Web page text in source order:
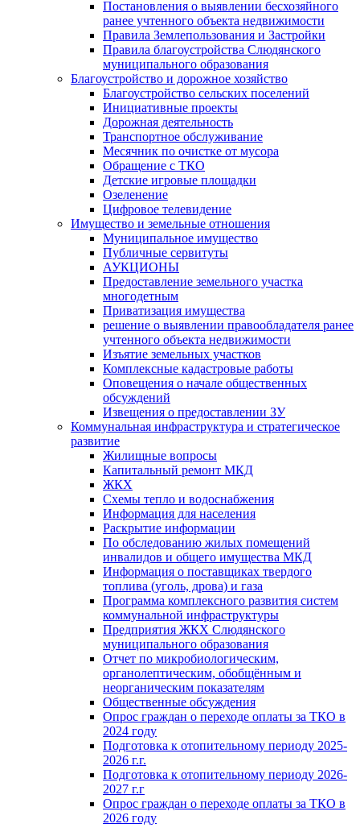
Постановления о выявлении бесхозяйного
ранее учтенного объекта недвижимости
Правила Землепользования и Застройки
Правила благоустройства Слюдянского
муниципального образования
Благоустройство и дорожное хозяйство
Благоустройство сельских поселений
Инициативные проекты
Дорожная деятельность
Транспортное обслуживание
Месячник по очистке от мусора
Обращение с ТКО
Детские игровые площадки
Озеленение
Цифровое телевидение
Имущество и земельные отношения
Муниципальное имущество
Публичные сервитуты
АУКЦИОНЫ
Предоставление земельного участка
многодетным
Приватизация имущества
решение о выявлении правообладателя ранее
учтенного объекта недвижимости
Изъятие земельных участков
Комплексные кадастровые работы
Оповещения о начале общественных
обсуждений
Извещения о предоставлении ЗУ
Коммунальная инфраструктура и стратегическое
развитие
Жилищные вопросы
Капитальный ремонт МКД
ЖКХ
Схемы тепло и водоснабжения
Информация для населения
Раскрытие информации
По обследованию жилых помещений
инвалидов и общего имущества МКД
Информация о поставщиках твердого
топлива (уголь, дрова) и газа
Программа комплексного развития систем
коммунальной инфраструктуры
Предприятия ЖКХ Слюдянского
муниципального образования
Отчет по микробиологическим,
органолептическим, обобщённым и
неорганическим показателям
Общественные обсуждения
Опрос граждан о переходе оплаты за ТКО в
2024 году
Подготовка к отопительному периоду 2025-
2026 г.г.
Подготовка к отопительному периоду 2026-
2027 г.г
Опрос граждан о переходе оплаты за ТКО в
2026 году